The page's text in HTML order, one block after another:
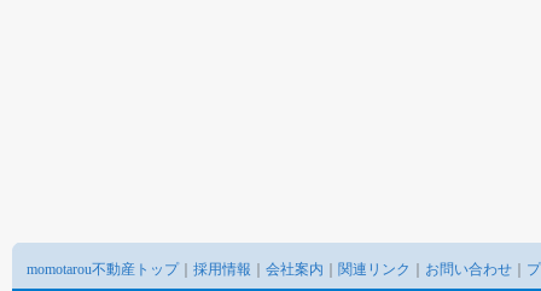
momotarou不動産トップ｜ 採用情報 会社案内 関連リンク お問い合わせ